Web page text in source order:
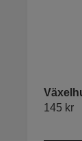
145 kr